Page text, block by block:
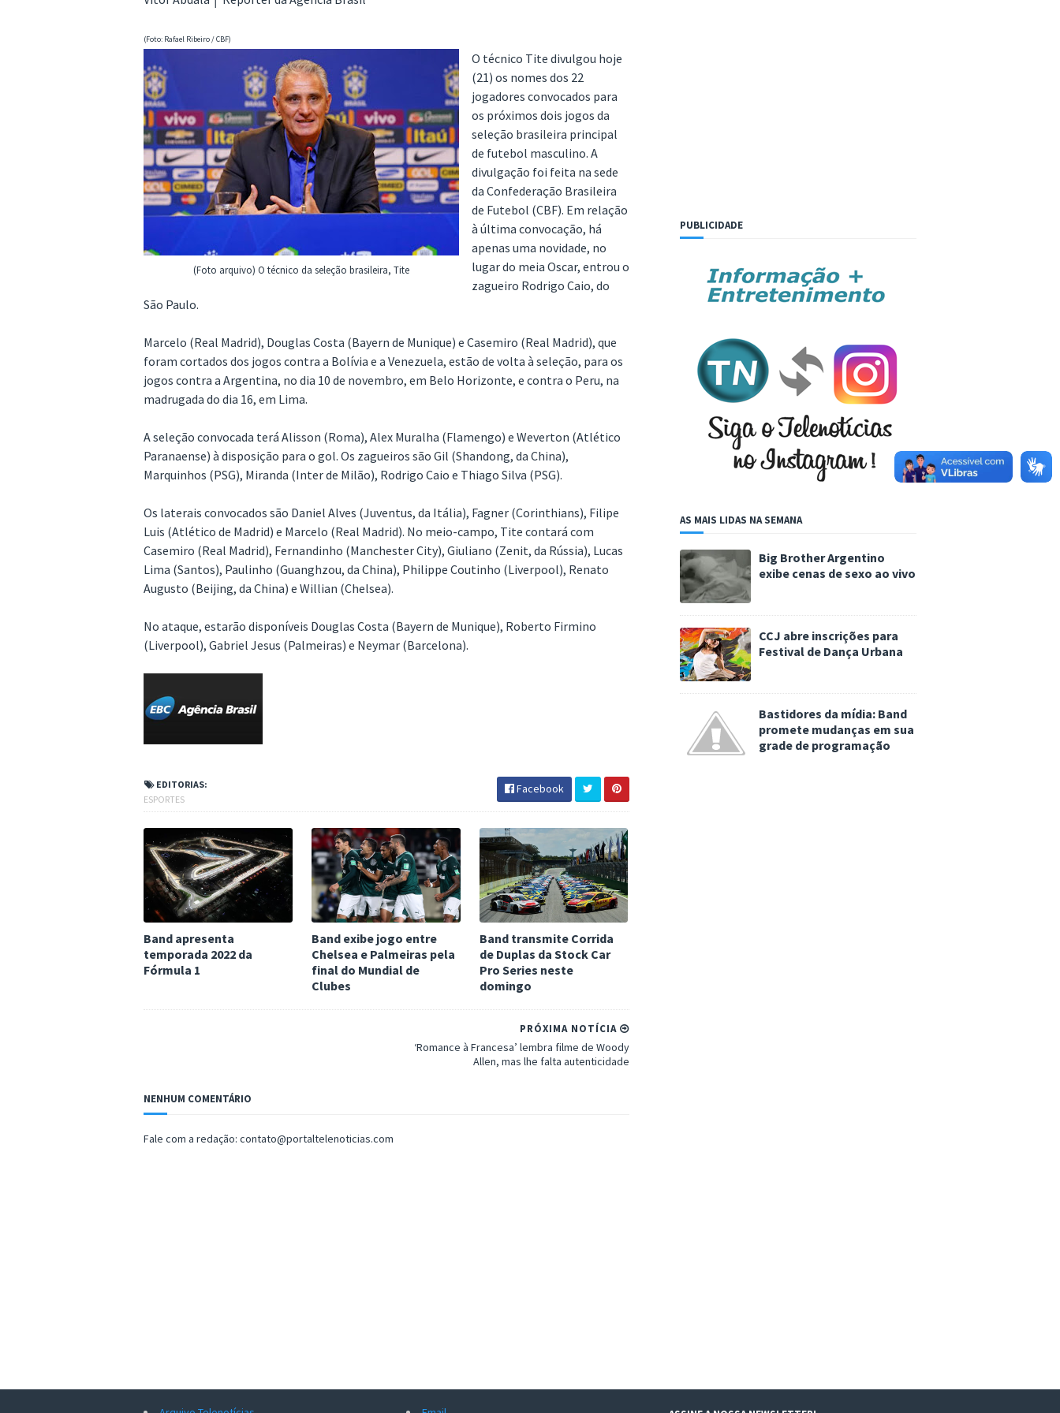
(Foto: Rafael Ribeiro / CBF)
(Foto arquivo) O técnico da seleção brasileira, Tite
O técnico Tite divulgou hoje
(21) os nomes dos 22
jogadores convocados para
os próximos dois jogos da
seleção brasileira principal
de futebol masculino. A
divulgação foi feita na sede
da Confederação Brasileira
de Futebol (CBF). Em relação
à última convocação, há
apenas uma novidade, no
lugar do meia Oscar, entrou o
zagueiro Rodrigo Caio, do
São Paulo.
Marcelo (Real Madrid), Douglas Costa (Bayern de Munique) e Casemiro (Real Madrid), que
foram cortados dos jogos contra a Bolívia e a Venezuela, estão de volta à seleção, para os
jogos contra a Argentina, no dia 10 de novembro, em Belo Horizonte, e contra o Peru, na
madrugada do dia 16, em Lima.
A seleção convocada terá Alisson (Roma), Alex Muralha (Flamengo) e Weverton (Atlético
Paranaense) à disposição para o gol. Os zagueiros são Gil (Shandong, da China),
Marquinhos (PSG), Miranda (Inter de Milão), Rodrigo Caio e Thiago Silva (PSG).
Os laterais convocados são Daniel Alves (Juventus, da Itália), Fagner (Corinthians), Filipe
Luis (Atlético de Madrid) e Marcelo (Real Madrid). No meio-campo, Tite contará com
Casemiro (Real Madrid), Fernandinho (Manchester City), Giuliano (Zenit, da Rússia), Lucas
Lima (Santos), Paulinho (Guanghzou, da China), Philippe Coutinho (Liverpool), Renato
Augusto (Beijing, da China) e Willian (Chelsea).
No ataque, estarão disponíveis Douglas Costa (Bayern de Munique), Roberto Firmino
(Liverpool), Gabriel Jesus (Palmeiras) e Neymar (Barcelona).
EDITORIAS:
ESPORTES
Facebook
Band apresenta
temporada 2022 da
Fórmula 1
Band exibe jogo entre
Chelsea e Palmeiras pela
final do Mundial de
Clubes
Band transmite Corrida
de Duplas da Stock Car
Pro Series neste
domingo
PRÓXIMA NOTÍCIA
‘Romance à Francesa’ lembra filme de Woody
Allen, mas lhe falta autenticidade
NENHUM COMENTÁRIO
Fale com a redação: contato@portaltelenoticias.com
PUBLICIDADE
AS MAIS LIDAS NA SEMANA
Big Brother Argentino
exibe cenas de sexo ao vivo
CCJ abre inscrições para
Festival de Dança Urbana
Bastidores da mídia: Band
promete mudanças em sua
grade de programação